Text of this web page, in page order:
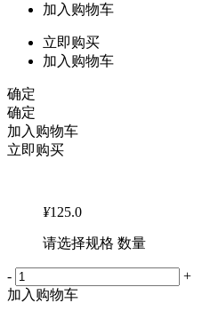
加入购物车
立即购买
加入购物车
确定
确定
加入购物车
立即购买
¥125.0
请选择规格 数量
-
+
加入购物车